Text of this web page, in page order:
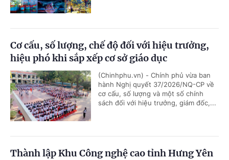
Cơ cấu, số lượng, chế độ đối với hiệu trưởng,
hiệu phó khi sắp xếp cơ sở giáo dục
(Chinhphu.vn) - Chính phủ vừa ban
hành Nghị quyết 37/2026/NQ-CP về
cơ cấu, số lượng và một số chính
sách đối với hiệu trưởng, giám đốc,...
Thành lập Khu Công nghệ cao tỉnh Hưng Yên